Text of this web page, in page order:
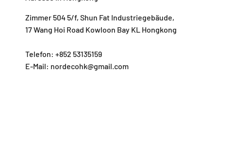
Zimmer 504 5/f, Shun Fat Industriegebäude,
17 Wang Hoi Road Kowloon Bay KL Hongkong
Telefon: +852 53135159
E-Mail: nordecohk@gmail.com